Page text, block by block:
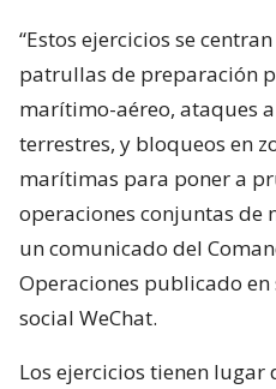
“Estos ejercicios se
patrullas de preparación
marítimo-aéreo, ataques
terrestres, y bloqueos en
marítimas para poner a
operaciones conjuntas de
un comunicado del
Operaciones publicado
social WeChat.
Los ejercicios tienen lugar